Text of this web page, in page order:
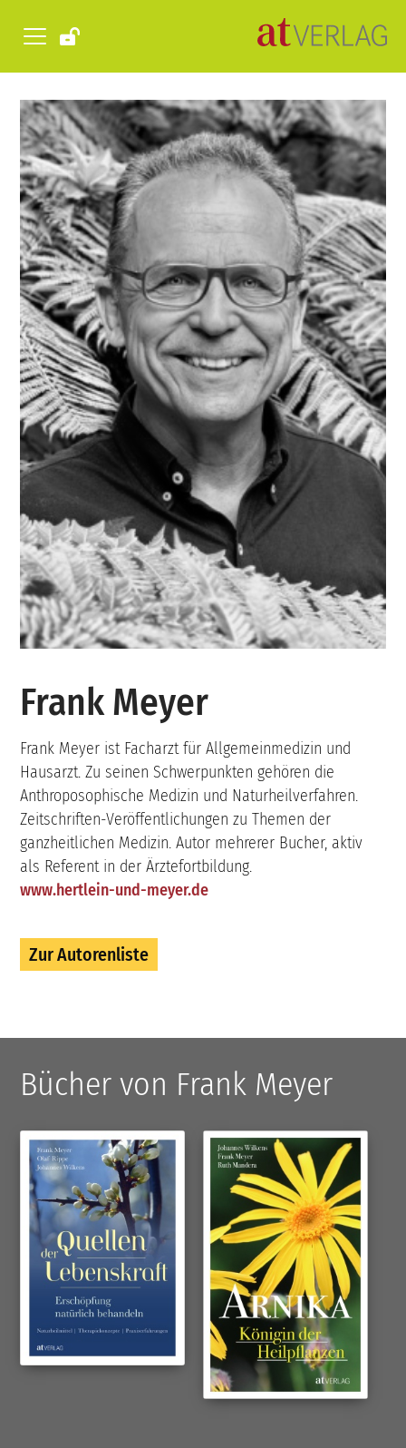
Frank Meyer
Frank Meyer ist Facharzt für Allgemeinmedizin und
Hausarzt. Zu seinen Schwerpunkten gehören die
Anthroposophische Medizin und Naturheilverfahren.
Zeitschriften-Veröffentlichungen zu Themen der
ganzheitlichen Medizin. Autor mehrerer Bucher, aktiv
als Referent in der Ärztefortbildung.
www.hertlein-und-meyer.de
Zur Autorenliste
Bücher von Frank Meyer